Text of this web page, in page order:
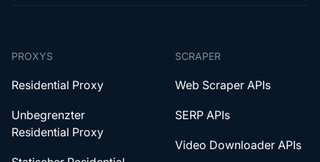
PROXYS
Residential Proxy
Unbegrenzter
Residential Proxy
SCRAPER
Web Scraper APIs
SERP APIs
Video Downloader APIs